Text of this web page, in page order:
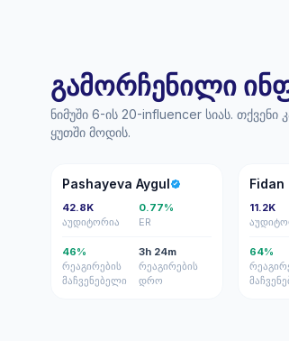
გამორჩენილი
ნიმუში 6-ის 20-influencer სიას. თქვენი
ყუთში მოდის.
PA
Pashayeva Aygul
42.8K
აუდიტორია
0.77%
ER
46%
რეაგირების
მაჩვენებელი
3h 24m
რეაგირების
დრო
FM
Fidan
11.2K
64%